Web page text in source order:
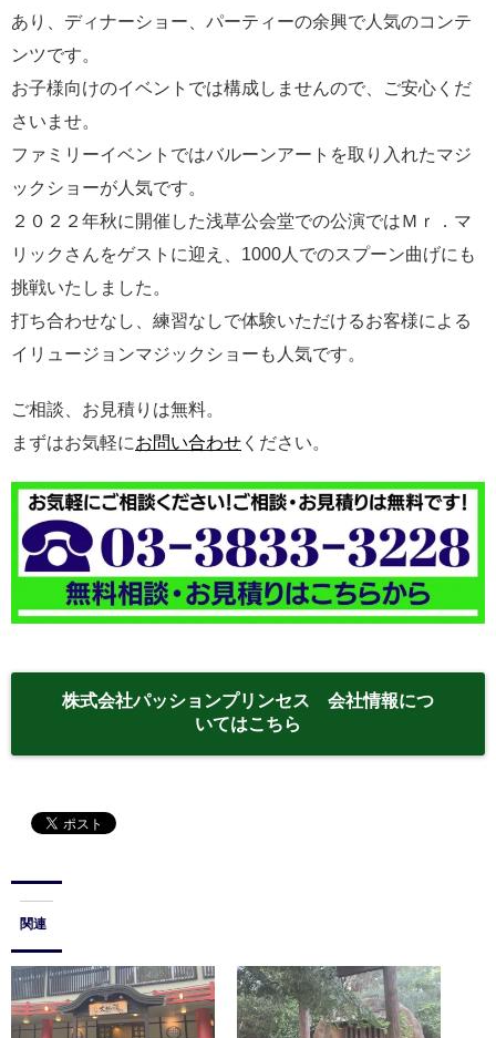
あり、ディナーショー、パーティーの余興で人気のコンテ
ンツです。
お子様向けのイベントでは構成しませんので、ご安心くだ
さいませ。
ファミリーイベントではバルーンアートを取り入れたマジ
ックショーが人気です。
２０２２年秋に開催した浅草公会堂での公演ではＭｒ．マ
リックさんをゲストに迎え、1000人でのスプーン曲げにも
挑戦いたしました。
打ち合わせなし、練習なしで体験いただけるお客様による
イリュージョンマジックショーも人気です。
ご相談、お見積りは無料。
まずはお気軽にお問い合わせ ください。
株式会社パッションプリンセス 会社情報につ
いてはこちら
関連